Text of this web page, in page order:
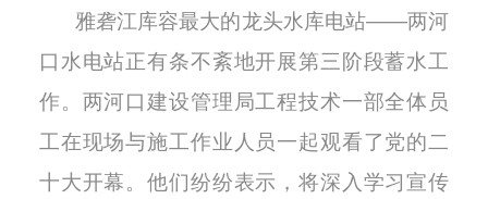
雅砻江库容最大的龙头水库电站——两河
口水电站正有条不紊地开展第三阶段蓄水工
作。两河口建设管理局工程技术一部全体员
工在现场与施工作业人员一起观看了党的二
十大开幕。他们纷纷表示，将深入学习宣传